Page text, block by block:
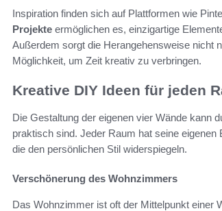
Inspiration finden sich auf Plattformen wie
Projekte ermöglichen es, einzigartige
Außerdem sorgt die Herangehensweise nicht
Möglichkeit, um Zeit kreativ zu verbringen.
Kreative DIY Ideen für jeden
Die Gestaltung der eigenen vier Wände kann
praktisch sind. Jeder Raum hat seine
die den persönlichen Stil widerspiegeln.
Verschönerung des Wohnzimmers
Das Wohnzimmer ist oft der Mittelpunkt einer